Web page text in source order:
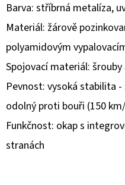
Barva: stříbrná metalíza,
Materiál: žárově
polyamidovým
Spojovací materiál:
Pevnost: vysoká stabilita
odolný proti bouři (150
Funkčnost: okap s
stranách
D
O
P
O
R
U
Č
U
J
E